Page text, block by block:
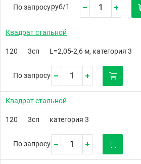
По запросуруб/1
Квадрат стальной
120 3сп L=2,05-2,6 м, категория 3
По запросу
Квадрат стальной
120 3сп категория 3
По запросу